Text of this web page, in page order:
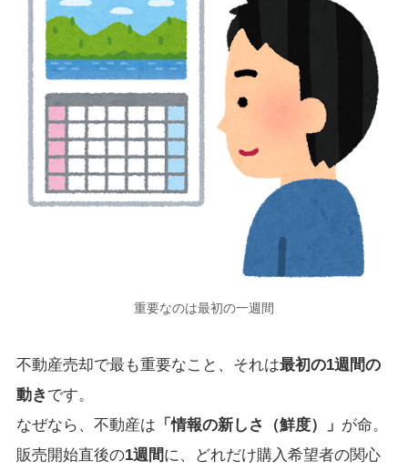
重要なのは最初の一週間
不動産売却で最も重要なこと、それは最初の1週間の
動き です。
なぜなら、不動産は 「情報の新しさ（鮮度）」 が命。
販売開始直後の1週間に、どれだけ購入希望者の関心